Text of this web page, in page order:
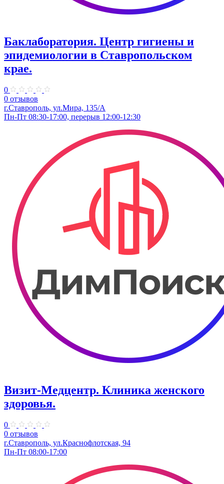
Баклаборатория. Центр гигиены и
эпидемиологии в Ставропольском
крае.
0
0 отзывов
г.Ставрополь, ул.Мира, 135/А
Пн-Пт 08:30-17:00, перерыв 12:00-12:30
Визит-Медцентр. Клиника женского
здоровья.
0
0 отзывов
г.Ставрополь, ул.Краснофлотская, 94
Пн-Пт 08:00-17:00